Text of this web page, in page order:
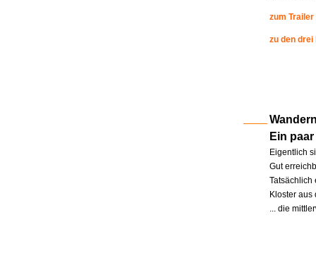
zum Trailer
zu den
Ein
Eigentlich
Gut
Tatsächlich
Kloster
... die